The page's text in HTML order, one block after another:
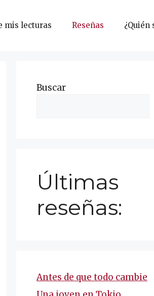
mis lecturas Reseñas ¿Quién
Buscar
Últimas
reseñas:
Antes de que todo cambie